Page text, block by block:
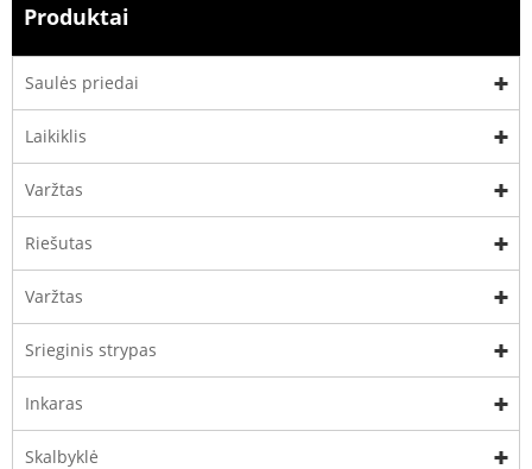
Produktai
Saulės priedai
Laikiklis
Varžtas
Riešutas
Varžtas
Srieginis strypas
Inkaras
Skalbyklė